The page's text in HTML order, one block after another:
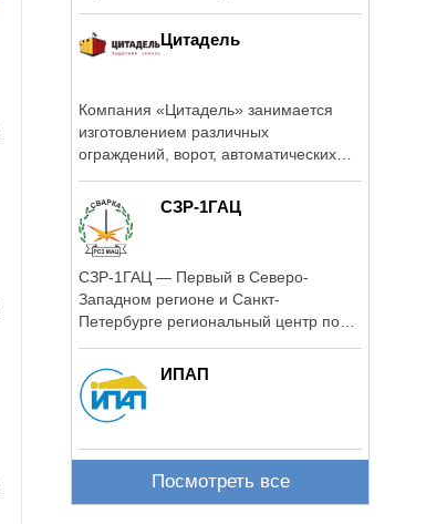
Цитадель
Компания «Цитадель» занимается
изготовлением различных
ограждений, ворот, автоматических
СЗР-1ГАЦ
СЗР-1ГАЦ — Первый в Северо-
Западном регионе и Санкт-
Петербурге региональный центр по
ИПАП
Посмотреть все